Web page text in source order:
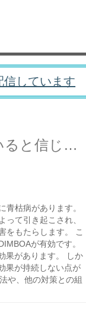
しています
ゴボウには社会問題を解決する可能性を秘めていると信じている
青枯病があります。
て引き起こされ、
をもたらします。 こ
が有効です。
果があります。 しか
果が持続しない点が
や、他の対策との組